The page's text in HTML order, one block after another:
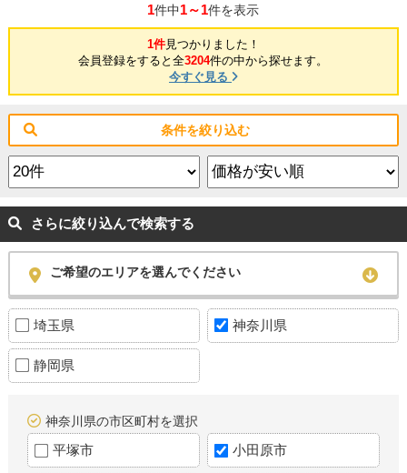
1件中1～1件を表示
1件見つかりました！
会員登録をすると全3204件の中から探せます。
今すぐ見る
条件を絞り込む
さらに絞り込んで検索する
ご希望のエリアを選んでください
埼玉県 神奈川県
静岡県
神奈川県の市区町村を選択
平塚市 小田原市